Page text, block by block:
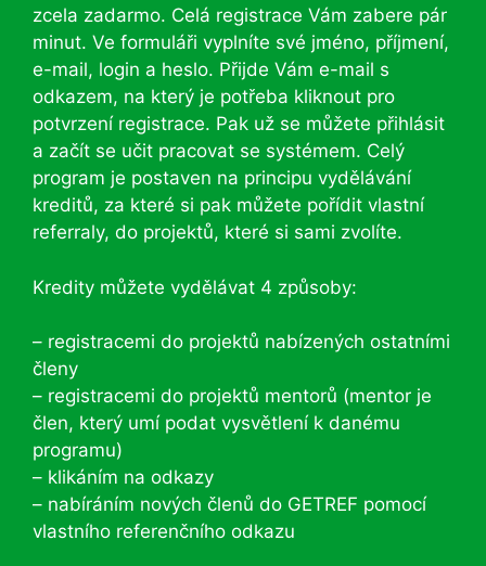
zcela zadarmo. Celá registrace Vám zabere pár
minut. Ve formuláři vyplníte své jméno, příjmení,
e-mail, login a heslo. Přijde Vám e-mail s
odkazem, na který je potřeba kliknout pro
potvrzení registrace. Pak už se můžete přihlásit
a začít se učit pracovat se systémem. Celý
program je postaven na principu vydělávání
kreditů, za které si pak můžete pořídit vlastní
referraly, do projektů, které si sami zvolíte.
Kredity můžete vydělávat 4 způsoby:
– registracemi do projektů nabízených ostatními
členy
– registracemi do projektů mentorů (mentor je
člen, který umí podat vysvětlení k danému
programu)
– klikáním na odkazy
– nabíráním nových členů do GETREF pomocí
vlastního referenčního odkazu